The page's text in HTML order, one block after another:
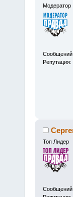
Модератор
Репутация:
Топ Лидер